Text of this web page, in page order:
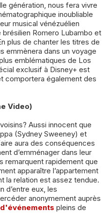
génération, nous fera vivre
inoubliable
musical vénézuélien
Romero Lubambo et
plus de chanter les titres de
emmènera dans un voyage
emblématiques de Los
exclusif à Disney+ est
comportera également des
Video)
Aussi innocent que
(Sydney Sweeney) et
aura des conséquences
d’emménager dans leur
remarquent rapidement que
apparaître l’appartement
la relation est assez tendue.
d’entre eux, les
anonymement auprès
pleins de